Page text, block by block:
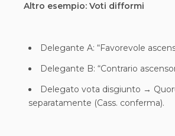
Altro esempio: Voti difformi
Delegante A: “Favorevole
Delegante B: “Contrario
Delegato vota disgiunto →
separatamente (Cass. conferma).